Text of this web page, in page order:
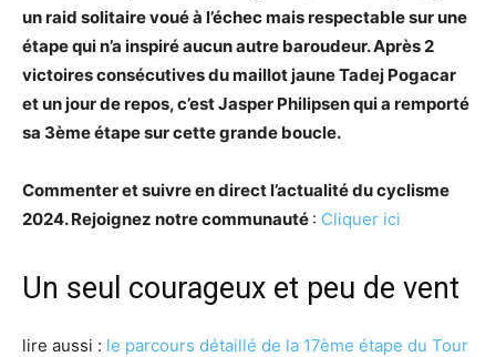
un raid solitaire voué à l’échec mais respectable sur une
étape qui n’a inspiré aucun autre baroudeur. Après 2
victoires consécutives du maillot jaune Tadej Pogacar
et un jour de repos, c’est Jasper Philipsen qui a remporté
sa 3ème étape sur cette grande boucle.
Commenter et suivre en direct l’actualité du cyclisme
2024. Rejoignez notre communauté : Cliquer ici
Un seul courageux et peu de vent
lire aussi : le parcours détaillé de la 17ème étape du Tour